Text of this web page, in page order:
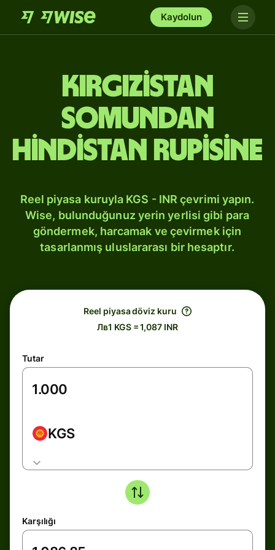
Kaydolun
Kırgızistan
somundan
Hindistan rupisine
Reel piyasa kuruyla KGS - INR çevrimi yapın.
Wise, bulunduğunuz yerin yerlisi gibi para
göndermek, harcamak ve çevirmek için
tasarlanmış uluslararası bir hesaptır.
Reel piyasa döviz kuru
Лв1 KGS = 1,087 INR
Tutar
KGS
Karşılığı